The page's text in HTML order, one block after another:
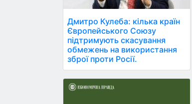
Дмитро Кулеба: кілька країн
Європейського Союзу
підтримують скасування
обмежень на використання
зброї проти Росії.